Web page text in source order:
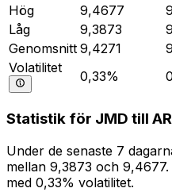
Hög
9,4677
Låg
9,3873
Genomsnitt 9,4271
Volatilitet
0,33%
Statistik för JMD till
Under de senaste 7
mellan 9,3873 och
med 0,33% volatilitet.